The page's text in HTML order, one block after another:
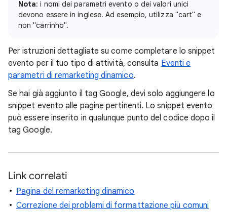
Nota: i nomi dei parametri evento o dei valori unici
devono essere in inglese. Ad esempio, utilizza "cart" e
non "carrinho".
Per istruzioni dettagliate su come completare lo snippet
evento per il tuo tipo di attività, consulta Eventi e
parametri di remarketing dinamico.
Se hai già aggiunto il tag Google, devi solo aggiungere lo
snippet evento alle pagine pertinenti. Lo snippet evento
può essere inserito in qualunque punto del codice dopo il
tag Google.
Link correlati
Pagina del remarketing dinamico
Correzione dei problemi di formattazione più comuni